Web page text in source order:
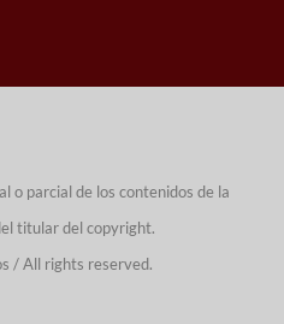
o parcial de los contenidos de la
titular del copyright.
/ All rights reserved.